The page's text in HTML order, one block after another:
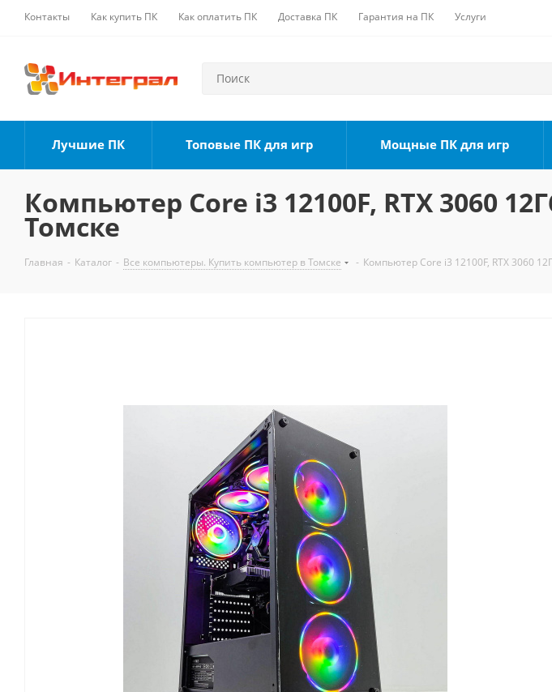
Контакты Как купить ПК Как оплатить ПК Доставка ПК Гарантия на ПК Услуги
Лучшие ПК Топовые ПК для игр Мощные ПК для игр
Компьютер Core i3 12100F, RTX 3060
Томске
Главная - Каталог - Все компьютеры. Купить компьютер в Томске - Компьютер Core i3 12100F, RTX 3060